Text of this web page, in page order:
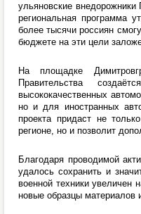
ульяновские
региональная программа
более тысячи россиян
бюджете на эти цели
На площадке
Правительства
высококачественных
но и для иностранных
проекта придаст не
регионе, но и позволит
Благодаря проводимой
удалось сохранить и
военной техники
новые образцы материалов